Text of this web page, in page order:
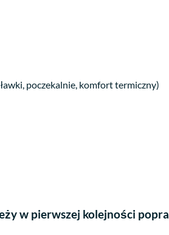
poczekalnie, komfort termiczny)
w pierwszej kolejności